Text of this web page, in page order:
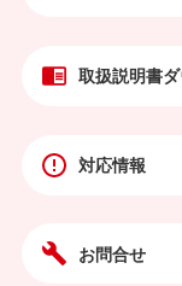
取扱説明書
対応情報
お問合せ